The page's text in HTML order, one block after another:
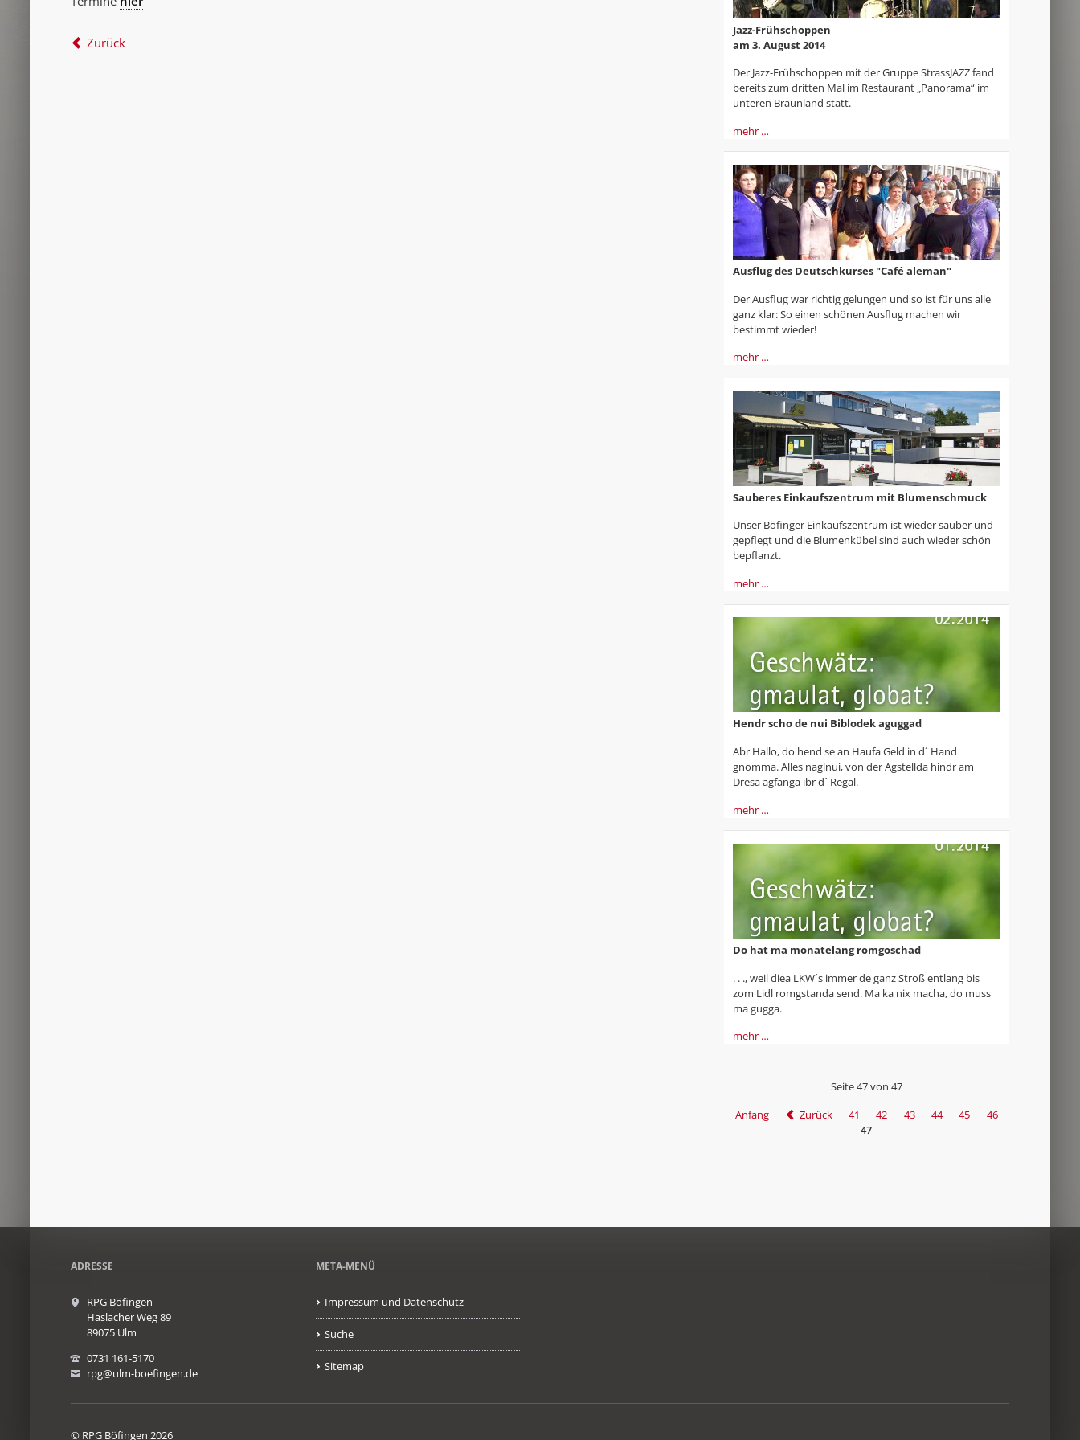
Zurück
Jazz-Frühschoppen
am 3. August 2014
Der Jazz-Frühschoppen mit der Gruppe StrassJAZZ fand
bereits zum dritten Mal im Restaurant „Panorama“ im
unteren Braunland statt.
mehr …
Ausflug des Deutschkurses "Café aleman"
Der Ausflug war richtig gelungen und so ist für uns alle
ganz klar: So einen schönen Ausflug machen wir
bestimmt wieder!
mehr …
Sauberes Einkaufszentrum mit Blumenschmuck
Unser Böfinger Einkaufszentrum ist wieder sauber und
gepflegt und die Blumenkübel sind auch wieder schön
bepflanzt.
mehr …
Hendr scho de nui Biblodek aguggad
Abr Hallo, do hend se an Haufa Geld in d´ Hand
gnomma. Alles naglnui, von der Agstellda hindr am
Dresa agfanga ibr d´ Regal.
mehr …
Do hat ma monatelang romgoschad
. . ., weil diea LKW´s immer de ganz Stroß entlang bis
zom Lidl romgstanda send. Ma ka nix macha, do muss
ma gugga.
mehr …
Seite 47 von 47
Anfang
Zurück 41 42 43 44 45
46
47
ADRESSE
RPG Böfingen
Haslacher Weg 89
89075 Ulm
0731 161-5170
rpg@ulm-boefingen.de
META-MENÜ
Impressum und Datenschutz
Suche
Sitemap
© RPG Böfingen 2026